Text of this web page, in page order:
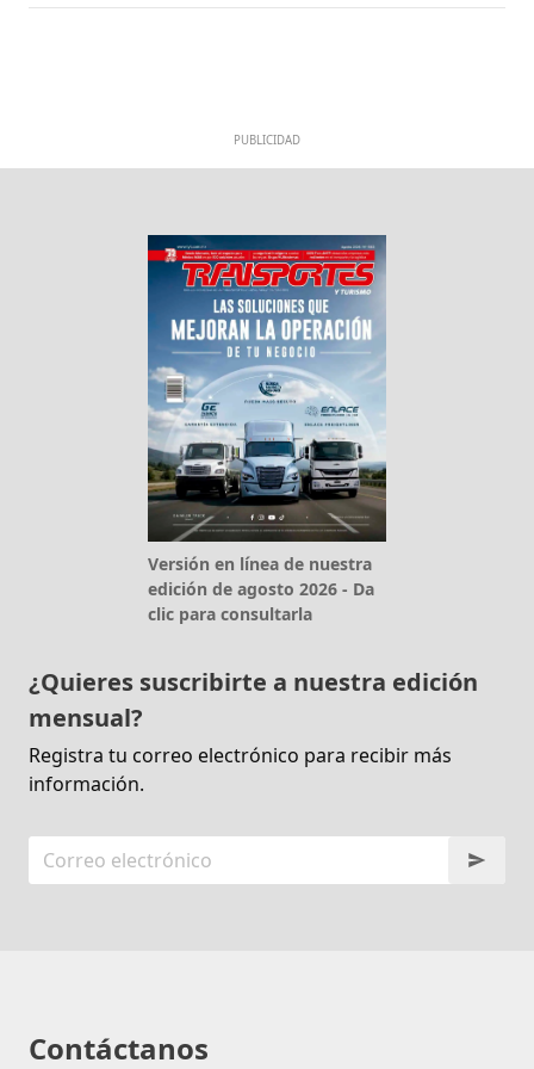
PUBLICIDAD
Versión en línea de nuestra
edición de agosto 2026 - Da
clic para consultarla
¿Quieres suscribirte a nuestra edición
mensual?
Registra tu correo electrónico para recibir más
información.
Contáctanos